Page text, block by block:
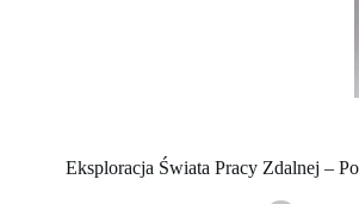
Eksploracja Świata Pracy Zdalnej –